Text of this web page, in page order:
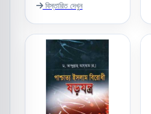
বিস্তারিত দেখুন